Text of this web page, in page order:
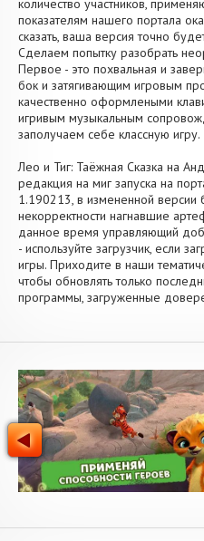
количество участников,
показателям нашего портала
сказать, ваша версия точно
Сделаем попытку разобрать
Первое - это похвальная и
бок и затягивающим игровым
качественно оформлеными
игривым музыкальным
заполучаем себе классную игру.
Лео и Тиг: Таёжная Сказка на
редакция на миг запуска на
1.190213, в измененной версии
некорректности нагнавшие
данное время управляющий
- используйте загрузчик, если
игры. Приходите в наши
чтобы обновлять только
программы, загруженные